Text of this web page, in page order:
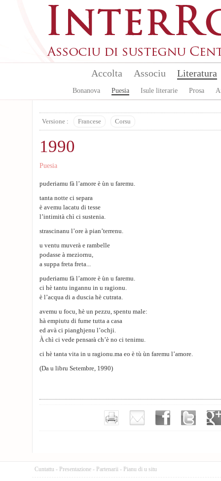
Accolta Associu Literatura
Bonanova Puesia Isule literarie Prosa
Versione : Francese Corsu
1990
Puesia
puderiamu fà l’amore è ùn u faremu.
tanta notte ci separa
è avemu lacatu di tesse
l’intimità chì ci sustenia.
strascinanu l’ore à pian’terrenu.
u ventu muverà e rambelle
podasse à meziornu,
a suppa freta freta...
puderiamu fà l’amore è ùn u faremu.
ci hè tantu ingannu in u ragionu.
è l’acqua di a duscia hè cutrata.
avemu u focu, hè un pezzu, spentu male:
hà empiutu di fume tutta a casa
ed avà ci pianghjenu l’ochji.
À chì ci vede pensarà ch’è no ci tenimu.
ci hè tanta vita in u ragionu.ma eo è tù ùn faremu l’amore.
(Da u libru Setembre, 1990)
Cuntattu - Presentazione - Partenarii - Pianu di u situ